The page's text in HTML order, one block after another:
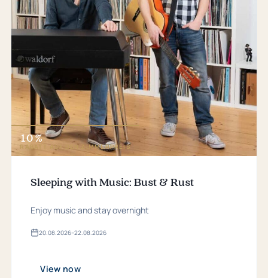
10 %
RABATT AUF DEN ZIMMERPREIS
Sleeping with Music: Bust & Rust
Enjoy music and stay overnight
20.​08.​2026–22.​08.​2026
Valid
2026View now